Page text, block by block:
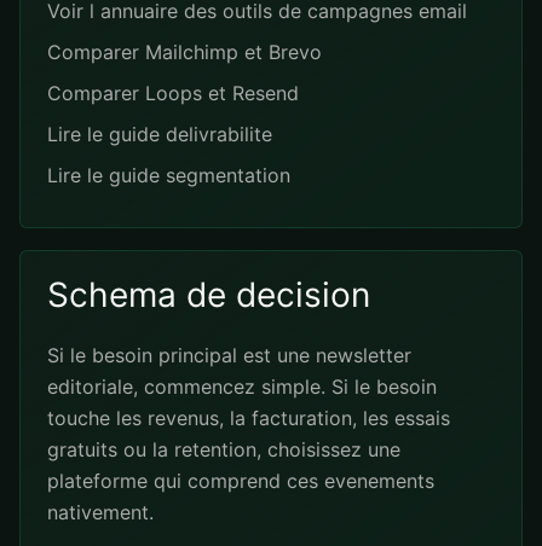
Voir l annuaire des outils de campagnes email
Comparer Mailchimp et Brevo
Comparer Loops et Resend
Lire le guide delivrabilite
Lire le guide segmentation
Schema de decision
Si le besoin principal est une newsletter
editoriale, commencez simple. Si le besoin
touche les revenus, la facturation, les essais
gratuits ou la retention, choisissez une
plateforme qui comprend ces evenements
nativement.